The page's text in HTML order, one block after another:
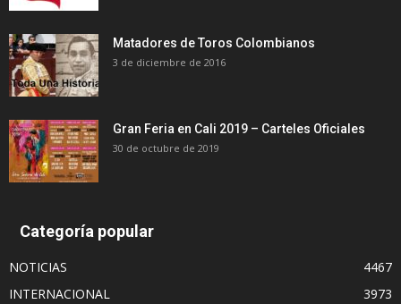
Matadores de Toros Colombianos
3 de diciembre de 2016
Gran Feria en Cali 2019 – Carteles Oficiales
30 de octubre de 2019
Categoría popular
NOTICIAS
4467
INTERNACIONAL
3973